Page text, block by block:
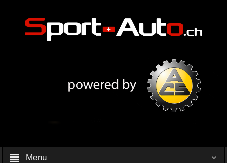
Menu